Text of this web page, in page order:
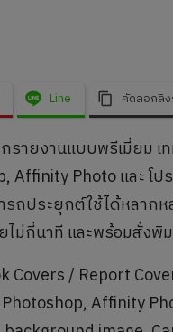
Line คัดลอกลิ
ยงานแบบพรีเมี่ยม เ
Affinity Photo และ โ
ถประยุกต์ใช้ได้หลาก
ไม่กี่นาที และพร้อมสั่งพิ
Covers / Report
Affinity